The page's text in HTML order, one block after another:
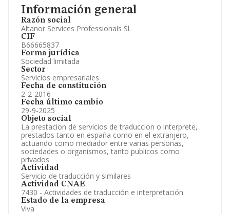
Información general
Razón social
Altanor Services Professionals Sl.
CIF
B66665837
Forma jurídica
Sociedad limitada
Sector
Servicios empresariales
Fecha de constitución
2-2-2016
Fecha último cambio
29-9-2025
Objeto social
La prestacion de servicios de traduccion o interprete,
prestados tanto en españa como en el extranjero,
actuando como mediador entre varias personas,
sociedades o organismos, tanto publicos como
privados
Actividad
Servicio de traducción y similares
Actividad CNAE
7430 - Actividades de traducción e interpretación
Estado de la empresa
Viva
Información oficial y registral complementaria.